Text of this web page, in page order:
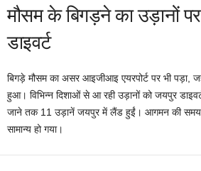
मौसम के बिगड़ने का उड़ानों
डाइवर्ट
बिगड़े मौसम का असर आइजीआइ एयरपोर्ट पर भी पड़ा,
हुआ। विभिन्न दिशाओं से आ रही उड़ानों को जयपुर
जाने तक 11 उड़ानें जयपुर में लैंड हुईं। आगमन की समय
सामान्य हो गया।